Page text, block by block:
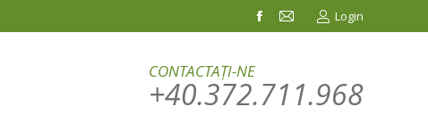
Facebook
in
Mail
in
Login
CONTACTAȚI-NE
+40.372.711.968